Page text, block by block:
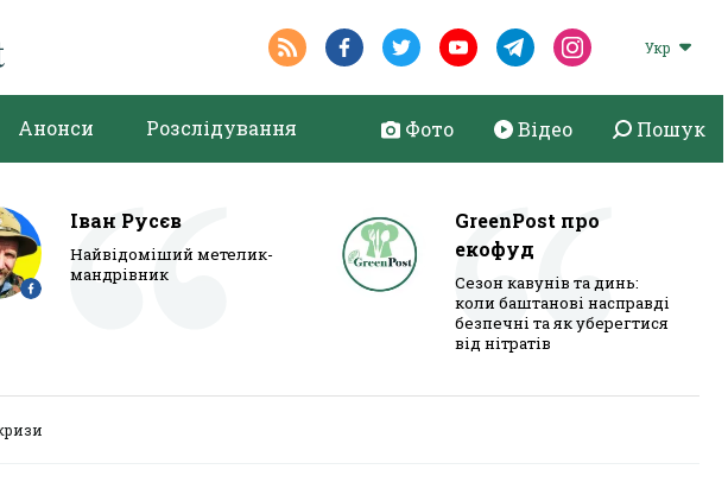
Укр
Анонси Розслідування Фото Відео Пошук
Іван Русєв
Найвідоміший метелик-
мандрівник
GreenPost про
екофуд
Сезон кавунів та динь:
коли баштанові насправді
безпечні та як уберегтися
від нітратів